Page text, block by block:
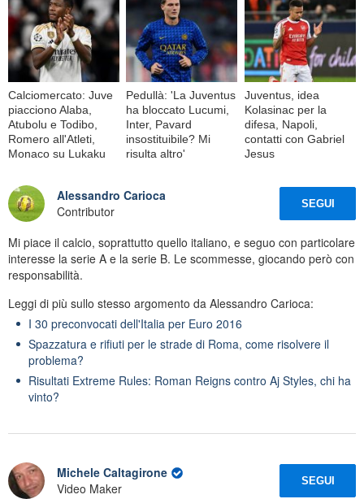
Calciomercato: Juve
piacciono Alaba,
Atubolu e Todibo,
Romero all'Atleti,
Monaco su Lukaku
Pedullà: 'La Juventus
ha bloccato Lucumi,
Inter, Pavard
insostituibile? Mi
risulta altro'
Juventus, idea
Kolasinac per la
difesa, Napoli,
contatti con Gabriel
Jesus
Alessandro Carioca
Contributor
SEGUI
Mi piace il calcio, soprattutto quello italiano, e seguo con particolare
interesse la serie A e la serie B. Le scommesse, giocando però con
responsabilità.
Leggi di più sullo stesso argomento da Alessandro Carioca:
I 30 preconvocati dell'Italia per Euro 2016
Spazzatura e rifiuti per le strade di Roma, come risolvere il
problema?
Risultati Extreme Rules: Roman Reigns contro Aj Styles, chi ha
vinto?
Michele Caltagirone
Video Maker
SEGUI